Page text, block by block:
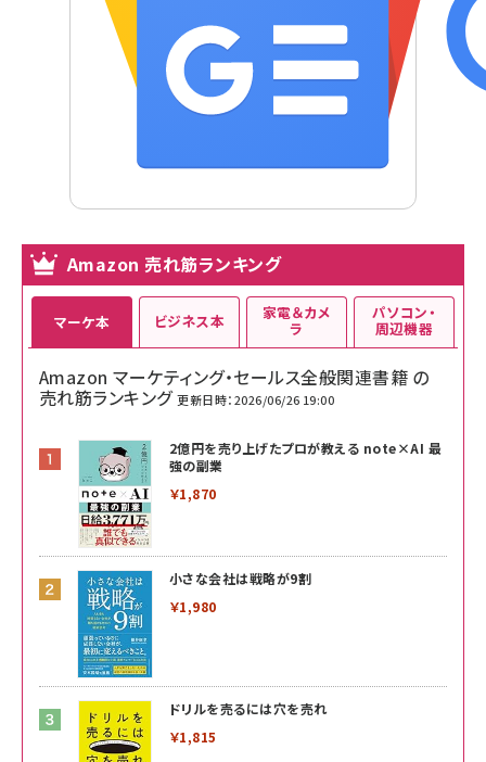
Amazon 売れ筋ランキング
マーケ本
Amazon マーケティング・セールス全般関連書籍 の
売れ筋ランキング 更新日時：2026/06/26 19:00
2億円を売り上げたプロが教える note×AI 最
強の副業
￥1,870
小さな会社は戦略が9割
￥1,980
ドリルを売るには穴を売れ
￥1,815
ビジネス本 家電＆カメ
ラ
パソコン・
周辺機器